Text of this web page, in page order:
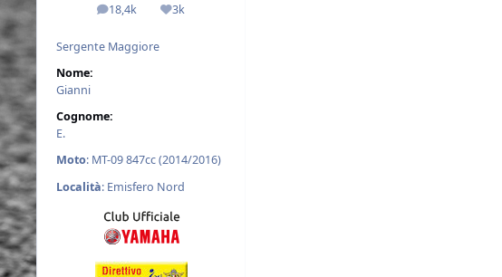
18,4k
messaggi 3k
Reputazione
Sergente Maggiore
Nome:
Gianni
Cognome:
E.
Moto: MT-09 847cc (2014/2016)
Località: Emisfero Nord